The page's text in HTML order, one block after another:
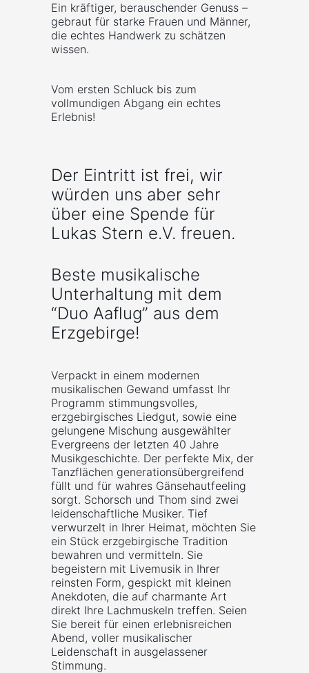
Ein kräftiger, berauschender Genuss –
gebraut für starke Frauen und Männer,
die echtes Handwerk zu schätzen
wissen.
Vom ersten Schluck bis zum
vollmundigen Abgang ein echtes
Erlebnis!
Der Eintritt ist frei, wir
würden uns aber sehr
über eine Spende für
Lukas Stern e.V. freuen.
Beste musikalische
Unterhaltung mit dem
“Duo Aaflug” aus dem
Erzgebirge!
Verpackt in einem modernen
musikalischen Gewand umfasst Ihr
Programm stimmungsvolles,
erzgebirgisches Liedgut, sowie eine
gelungene Mischung ausgewählter
Evergreens der letzten 40 Jahre
Musikgeschichte. Der perfekte Mix, der
Tanzflächen generationsübergreifend
füllt und für wahres Gänsehautfeeling
sorgt. Schorsch und Thom sind zwei
leidenschaftliche Musiker. Tief
verwurzelt in Ihrer Heimat, möchten Sie
ein Stück erzgebirgische Tradition
bewahren und vermitteln. Sie
begeistern mit Livemusik in Ihrer
reinsten Form, gespickt mit kleinen
Anekdoten, die auf charmante Art
direkt Ihre Lachmuskeln treffen. Seien
Sie bereit für einen erlebnisreichen
Abend, voller musikalischer
Leidenschaft in ausgelassener
Stimmung.